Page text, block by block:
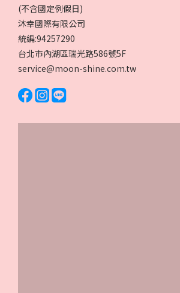
(不含國定例假日)
沐幸國際有限公司
統編:94257290
台北市內湖區瑞光路586號5F
service@moon-shine.com.tw